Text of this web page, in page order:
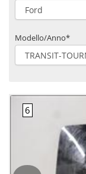
Modello/Anno*